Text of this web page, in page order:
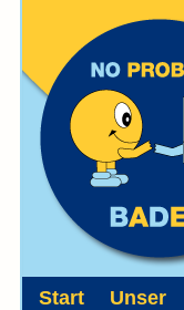
Start
Unser